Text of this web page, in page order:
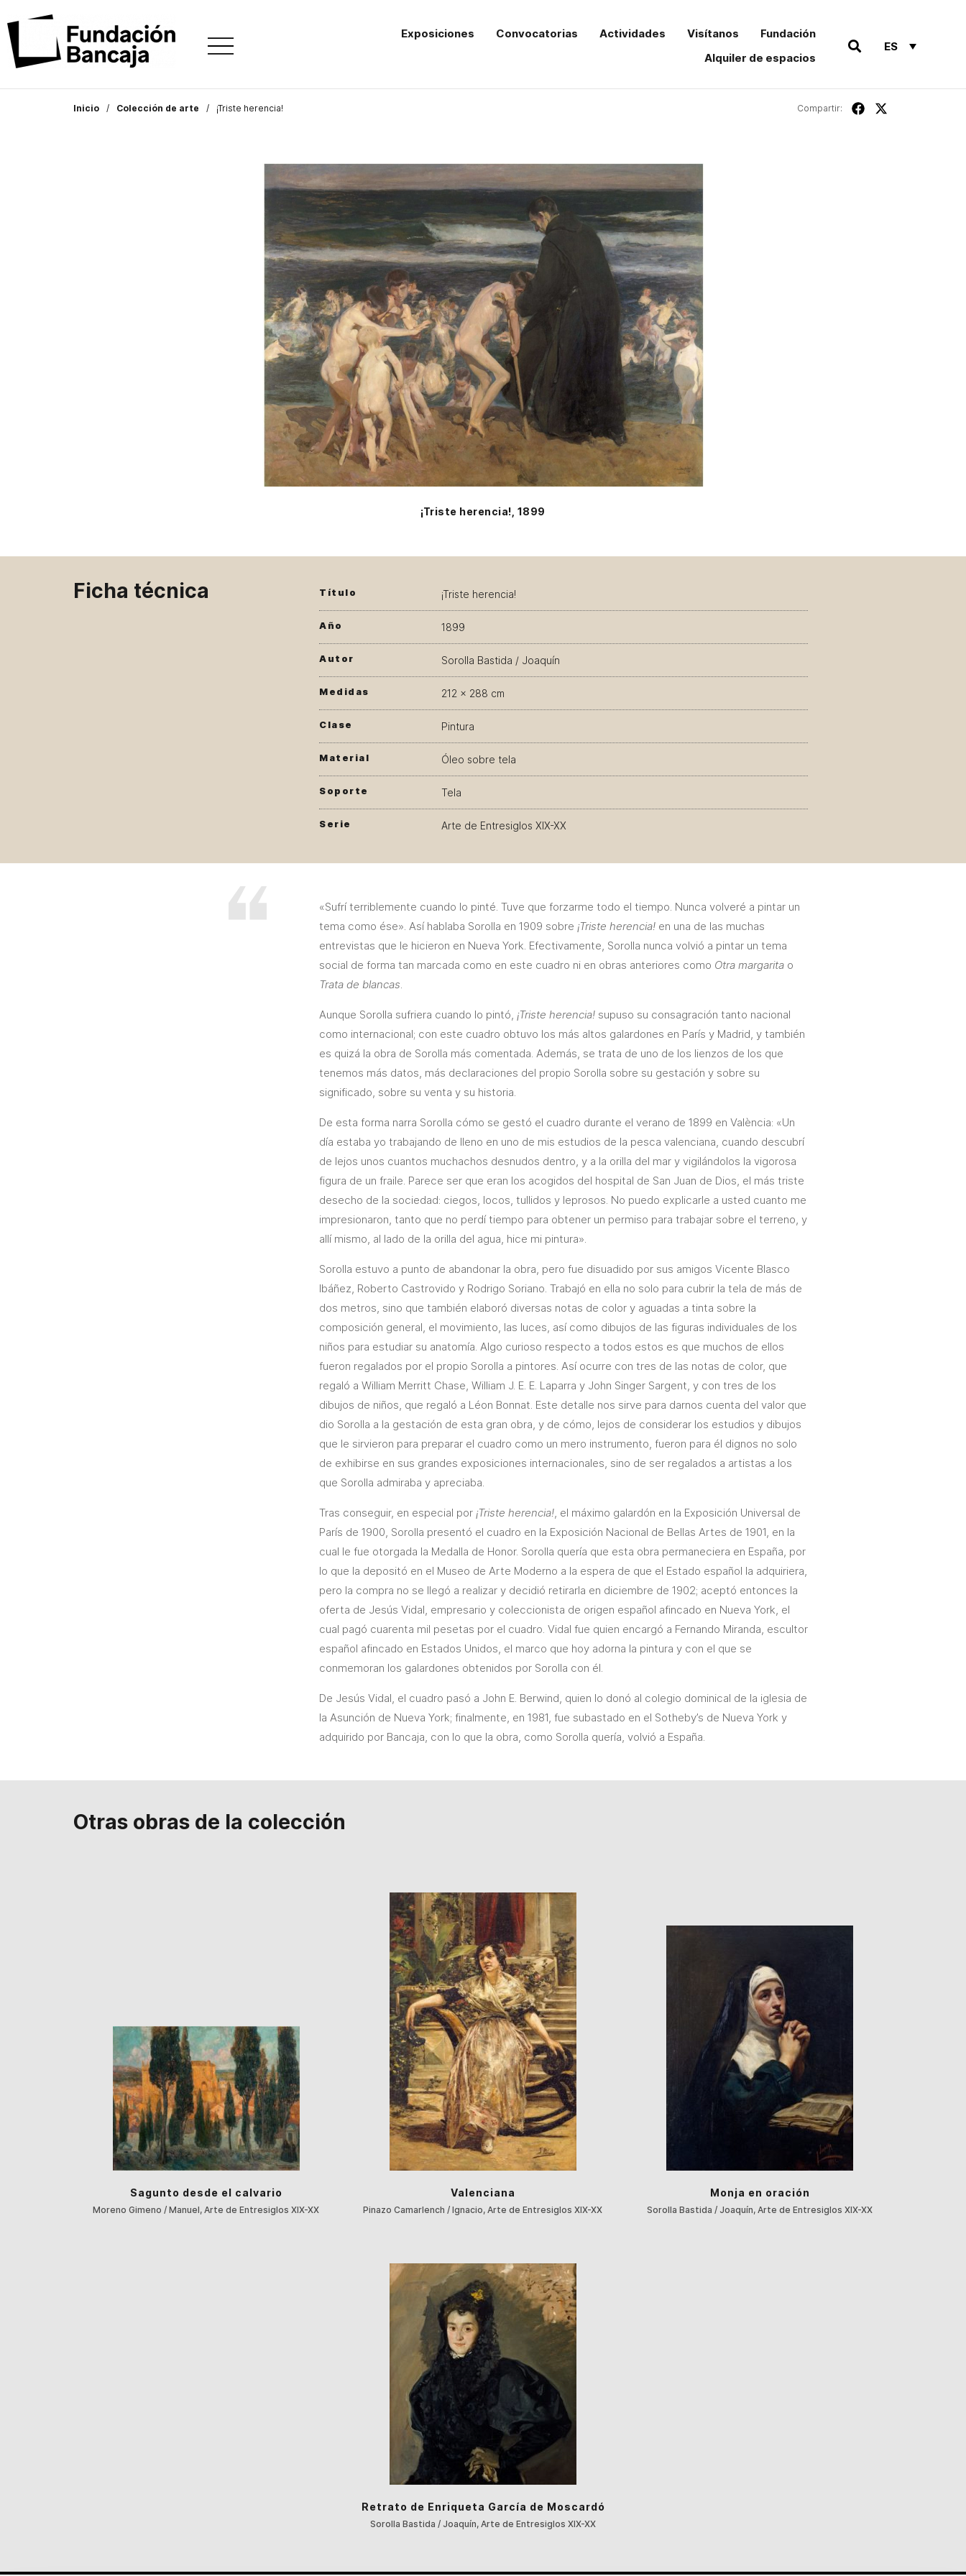
Exposiciones Convocatorias Actividades Visítanos
Fundación
Alquiler de espacios
ES
Inicio Colección de arte ¡Triste herencia! Compartir:
¡Triste herencia!, 1899
Ficha técnica Título ¡Triste herencia!
Año 1899
Autor Sorolla Bastida / Joaquín
Medidas 212 × 288 cm
Clase Pintura
Material Óleo sobre tela
Soporte Tela
Serie Arte de Entresiglos XIX-XX
«Sufrí terriblemente cuando lo pinté. Tuve que forzarme todo el tiempo. Nunca volveré a pintar un
tema como ése». Así hablaba Sorolla en 1909 sobre ¡Triste herencia! en una de las muchas
entrevistas que le hicieron en Nueva York. Efectivamente, Sorolla nunca volvió a pintar un tema
social de forma tan marcada como en este cuadro ni en obras anteriores como Otra margarita o
Trata de blancas.
Aunque Sorolla sufriera cuando lo pintó, ¡Triste herencia! supuso su consagración tanto nacional
como internacional; con este cuadro obtuvo los más altos galardones en París y Madrid, y también
es quizá la obra de Sorolla más comentada. Además, se trata de uno de los lienzos de los que
tenemos más datos, más declaraciones del propio Sorolla sobre su gestación y sobre su
significado, sobre su venta y su historia.
De esta forma narra Sorolla cómo se gestó el cuadro durante el verano de 1899 en València: «Un
día estaba yo trabajando de lleno en uno de mis estudios de la pesca valenciana, cuando descubrí
de lejos unos cuantos muchachos desnudos dentro, y a la orilla del mar y vigilándolos la vigorosa
figura de un fraile. Parece ser que eran los acogidos del hospital de San Juan de Dios, el más triste
desecho de la sociedad: ciegos, locos, tullidos y leprosos. No puedo explicarle a usted cuanto me
impresionaron, tanto que no perdí tiempo para obtener un permiso para trabajar sobre el terreno, y
allí mismo, al lado de la orilla del agua, hice mi pintura».
Sorolla estuvo a punto de abandonar la obra, pero fue disuadido por sus amigos Vicente Blasco
Ibáñez, Roberto Castrovido y Rodrigo Soriano. Trabajó en ella no solo para cubrir la tela de más de
dos metros, sino que también elaboró diversas notas de color y aguadas a tinta sobre la
composición general, el movimiento, las luces, así como dibujos de las figuras individuales de los
niños para estudiar su anatomía. Algo curioso respecto a todos estos es que muchos de ellos
fueron regalados por el propio Sorolla a pintores. Así ocurre con tres de las notas de color, que
regaló a William Merritt Chase, William J. E. E. Laparra y John Singer Sargent, y con tres de los
dibujos de niños, que regaló a Léon Bonnat. Este detalle nos sirve para darnos cuenta del valor que
dio Sorolla a la gestación de esta gran obra, y de cómo, lejos de considerar los estudios y dibujos
que le sirvieron para preparar el cuadro como un mero instrumento, fueron para él dignos no solo
de exhibirse en sus grandes exposiciones internacionales, sino de ser regalados a artistas a los
que Sorolla admiraba y apreciaba.
Tras conseguir, en especial por ¡Triste herencia!, el máximo galardón en la Exposición Universal de
París de 1900, Sorolla presentó el cuadro en la Exposición Nacional de Bellas Artes de 1901, en la
cual le fue otorgada la Medalla de Honor. Sorolla quería que esta obra permaneciera en España, por
lo que la depositó en el Museo de Arte Moderno a la espera de que el Estado español la adquiriera,
pero la compra no se llegó a realizar y decidió retirarla en diciembre de 1902; aceptó entonces la
oferta de Jesús Vidal, empresario y coleccionista de origen español afincado en Nueva York, el
cual pagó cuarenta mil pesetas por el cuadro. Vidal fue quien encargó a Fernando Miranda, escultor
español afincado en Estados Unidos, el marco que hoy adorna la pintura y con el que se
conmemoran los galardones obtenidos por Sorolla con él.
De Jesús Vidal, el cuadro pasó a John E. Berwind, quien lo donó al colegio dominical de la iglesia de
la Asunción de Nueva York; finalmente, en 1981, fue subastado en el Sotheby’s de Nueva York y
adquirido por Bancaja, con lo que la obra, como Sorolla quería, volvió a España.
Otras obras de la colección
Sagunto desde el calvario
Moreno Gimeno / Manuel, Arte de Entresiglos XIX-XX
Valenciana
Pinazo Camarlench / Ignacio, Arte de Entresiglos XIX-XX
Monja en oración
Sorolla Bastida / Joaquín, Arte de Entresiglos XIX-XX
Retrato de Enriqueta García de Moscardó
Sorolla Bastida / Joaquín, Arte de Entresiglos XIX-XX